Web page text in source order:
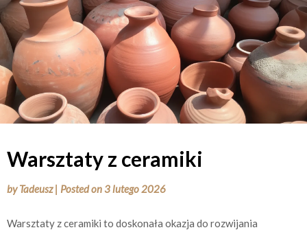
Warsztaty z ceramiki
byTadeusz | Posted on3 lutego 2026
Warsztaty z ceramiki to doskonała okazja do rozwijania